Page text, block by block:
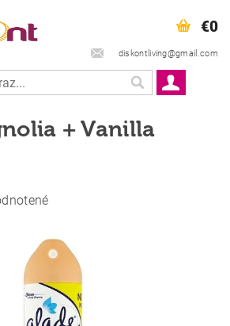
diskontliving@gmail.com
€0
+ Vanilla